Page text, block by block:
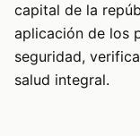
capital de la
aplicación de los
seguridad,
salud integral.